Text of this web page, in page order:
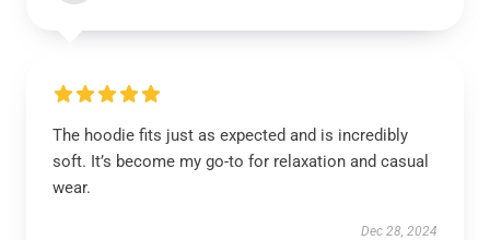
The hoodie fits just as expected and is incredibly
soft. It’s become my go-to for relaxation and casual
wear.
Dec 28, 2024